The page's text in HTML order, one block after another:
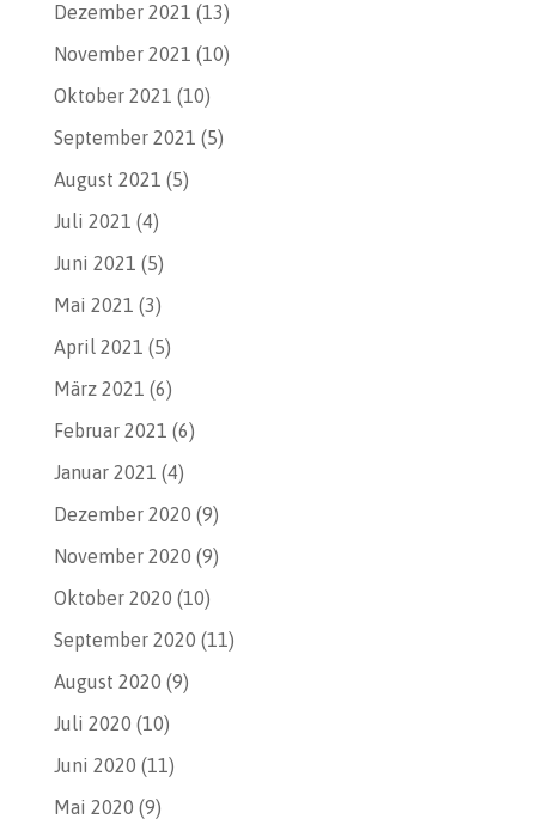
Dezember 2021 (13)
November 2021 (10)
Oktober 2021 (10)
September 2021 (5)
August 2021 (5)
Juli 2021 (4)
Juni 2021 (5)
Mai 2021 (3)
April 2021 (5)
März 2021 (6)
Februar 2021 (6)
Januar 2021 (4)
Dezember 2020 (9)
November 2020 (9)
Oktober 2020 (10)
September 2020 (11)
August 2020 (9)
Juli 2020 (10)
Juni 2020 (11)
Mai 2020 (9)